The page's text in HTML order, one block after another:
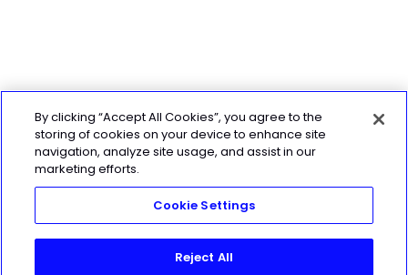
By clicking “Accept All Cookies”, you agree to the
storing of cookies on your device to enhance site
navigation, analyze site usage, and assist in our
marketing efforts.
Cookie Settings
Reject All